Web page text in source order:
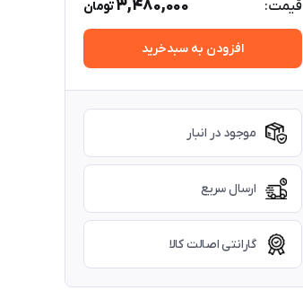
قیمت: 3,480,000تومان
افزودن به سبدخرید
موجود در انبار
ارسال سریع
گارانتی اصالت کالا